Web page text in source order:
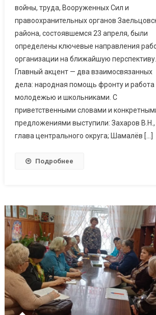
войны, труда, Вооруженных Сил и
правоохранительных органов
района, состоявшемся 23 апреля, были
определены ключевые направления
организации на ближайшую перспективу.
Главный акцент — два взаимосвязанных
дела: народная помощь фронту и работа
молодежью и школьниками. С
приветственными словами и
предложениями выступили: Захаров В.Н.,
глава центрального округа; Шамалёв […]
Подробнее